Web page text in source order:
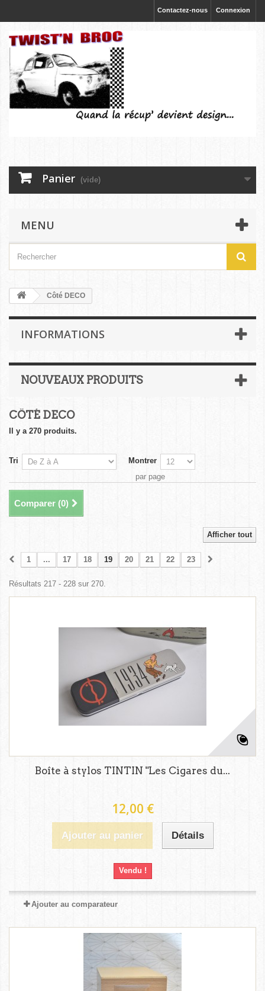
Connexion
Contactez-nous
Panier (vide)
MENU
Côté DECO
INFORMATIONS
NOUVEAUX PRODUITS
CÔTÉ DECO
Il y a 270 produits.
Tri
Montrer
par page
Comparer (0)
Afficher tout
1 ... 17 18 19 20 21 22 23
Résultats 217 - 228 sur 270.
Boîte à stylos TINTIN "Les Cigares du...
12,00 €
Ajouter au panier Détails
Vendu !
Ajouter au comparateur